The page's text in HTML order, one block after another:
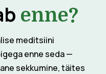
enne?
meditsiini
enne seda —
sekkumine, täites